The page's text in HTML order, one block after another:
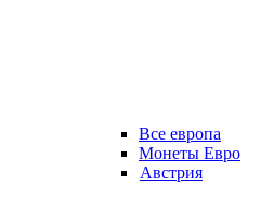
Все европа
Монеты Евро
Австрия